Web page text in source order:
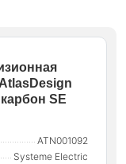
SE
ATN001092
Systeme Electric